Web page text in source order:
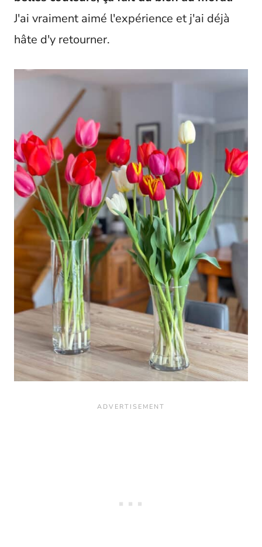
J'ai vraiment aimé l'expérience et j'ai déjà
hâte d'y retourner.